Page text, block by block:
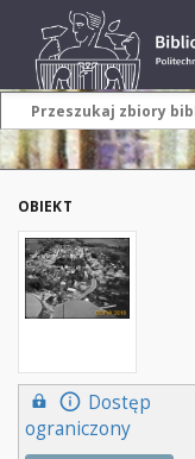
OBIEKT
Dostęp
ograniczony